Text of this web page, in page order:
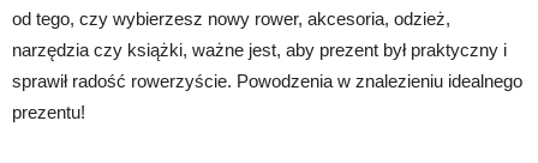
od tego, czy wybierzesz nowy rower, akcesoria, odzież,
narzędzia czy książki, ważne jest, aby prezent był praktyczny i
sprawił radość rowerzyście. Powodzenia w znalezieniu idealnego
prezentu!